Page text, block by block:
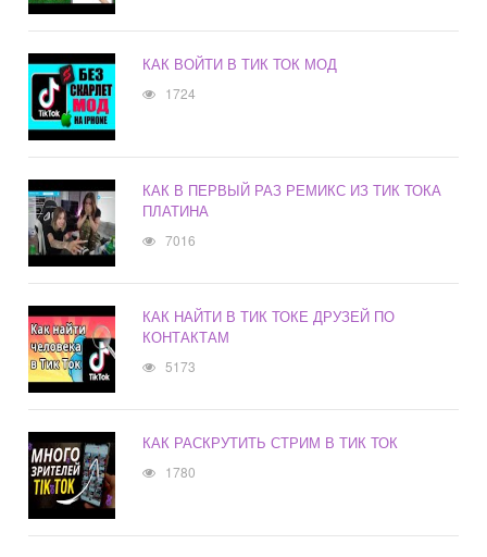
КАК ВОЙТИ В ТИК ТОК МОД
1724
КАК В ПЕРВЫЙ РАЗ РЕМИКС ИЗ ТИК ТОКА
ПЛАТИНА
7016
КАК НАЙТИ В ТИК ТОКЕ ДРУЗЕЙ ПО
КОНТАКТАМ
5173
КАК РАСКРУТИТЬ СТРИМ В ТИК ТОК
1780